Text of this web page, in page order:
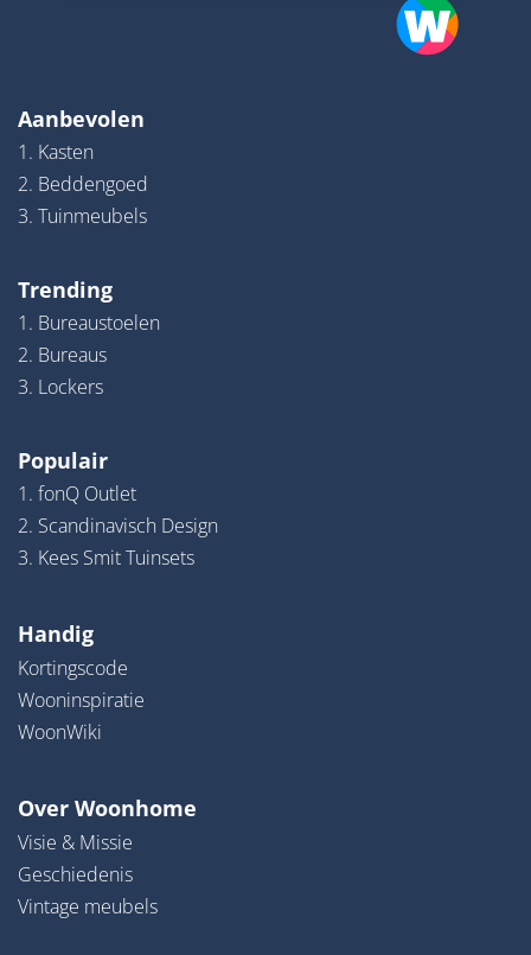
Aanbevolen
1. Kasten
2. Beddengoed
3. Tuinmeubels
Trending
1. Bureaustoelen
2. Bureaus
3. Lockers
Populair
1. fonQ Outlet
2. Scandinavisch Design
3. Kees Smit Tuinsets
Handig
Kortingscode
Wooninspiratie
WoonWiki
Over Woonhome
Visie & Missie
Geschiedenis
Vintage meubels